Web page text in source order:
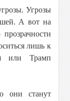
Угрозы
А вот на
лишь к
или Трамп
они станут